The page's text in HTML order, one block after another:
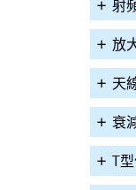
射
放
天
衰
T